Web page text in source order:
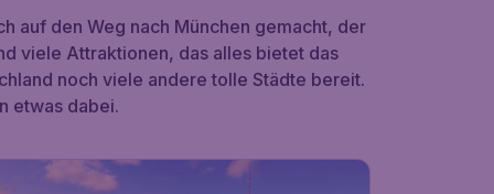
auf den Weg nach München gemacht, der
viele Attraktionen, das alles bietet das
noch viele andere tolle Städte bereit.
etwas dabei.